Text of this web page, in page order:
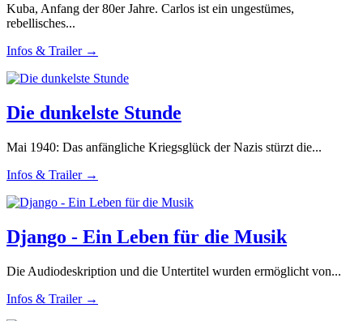
Kuba, Anfang der 80er Jahre. Carlos ist ein ungestümes,
rebellisches...
Infos & Trailer →
Die dunkelste Stunde
Mai 1940: Das anfängliche Kriegsglück der Nazis stürzt die...
Infos & Trailer →
Django - Ein Leben für die Musik
Die Audiodeskription und die Untertitel wurden ermöglicht von...
Infos & Trailer →